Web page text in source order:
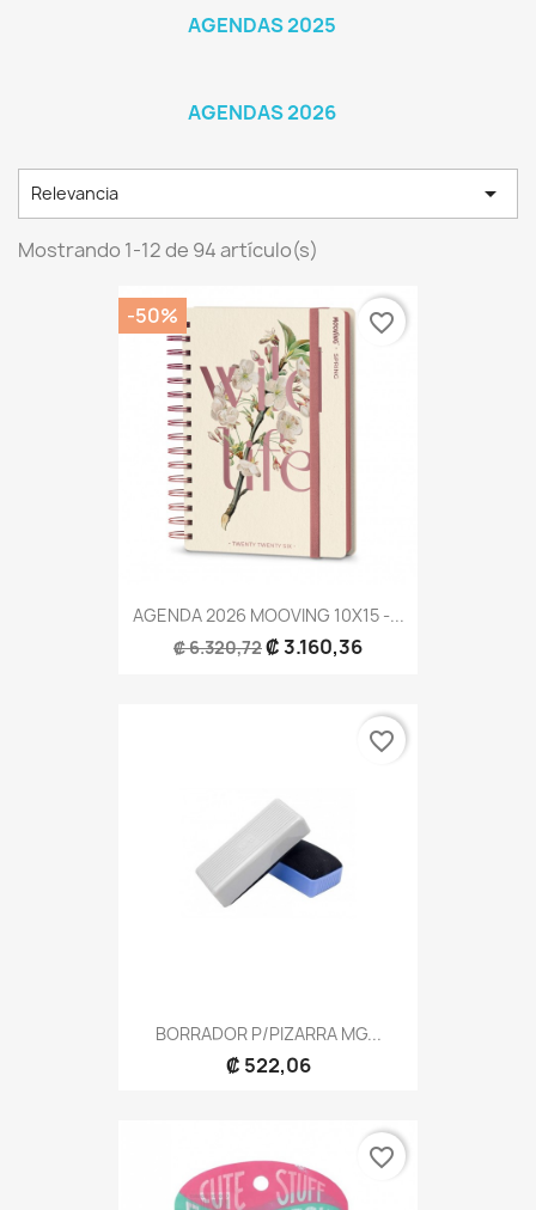
AGENDAS 2025
AGENDAS 2026
Relevancia 
Mostrando 1-12 de 94 artículo(s)
AGENDA 2026 MOOVING 10X15 -...
₡ 6.320,72₡ 3.160,36
-50% favorite_border
BORRADOR P/PIZARRA MG...
₡ 522,06
favorite_border
favorite_border